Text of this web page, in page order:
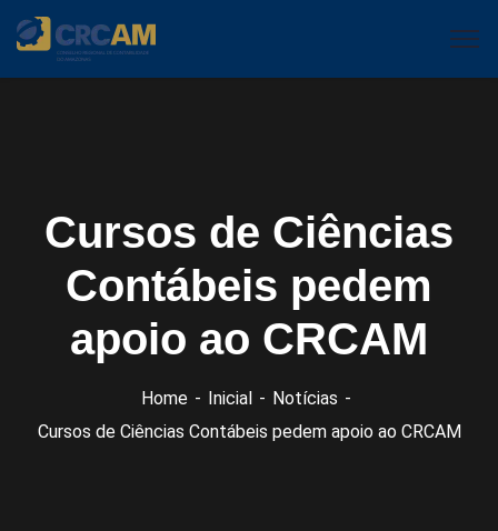
Cursos de Ciências
Contábeis pedem
apoio ao CRCAM
Home Inicial
Notícias
Cursos de Ciências Contábeis pedem apoio ao CRCAM